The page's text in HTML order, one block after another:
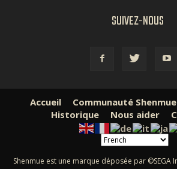
SUIVEZ-NOUS
Accueil Communauté Shenmue
Historique
Nous aider
Shenmue est une marque déposée par ©SEGA